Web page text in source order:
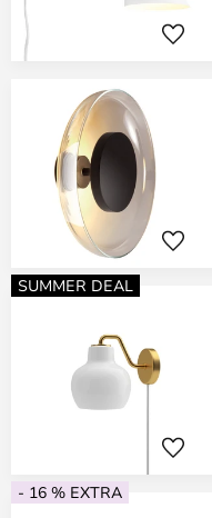
SUMMER DEAL
- 16 % EXTRA